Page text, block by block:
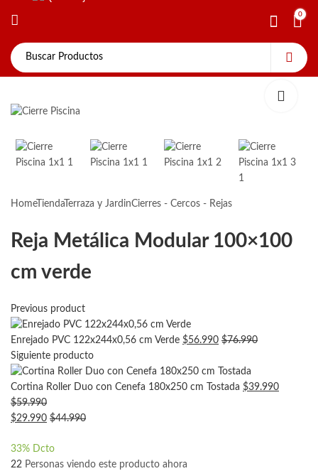
0
HomeTiendaTerraza y JardinCierres - Cercos - Rejas
Reja Metálica Modular 100×100
cm verde
Previous product
Enrejado PVC 122x244x0,56 cm Verde $56.990 $76.990
Siguiente producto
Cortina Roller Duo con Cenefa 180x250 cm Tostada $39.990
$59.990
$29.990 $44.990
33% Dcto
22 Personas viendo este producto ahora